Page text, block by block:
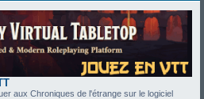
aux Chroniques de l'étrange sur le logiciel